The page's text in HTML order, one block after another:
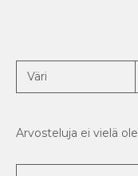
Väri
Arvosteluja ei vielä ole